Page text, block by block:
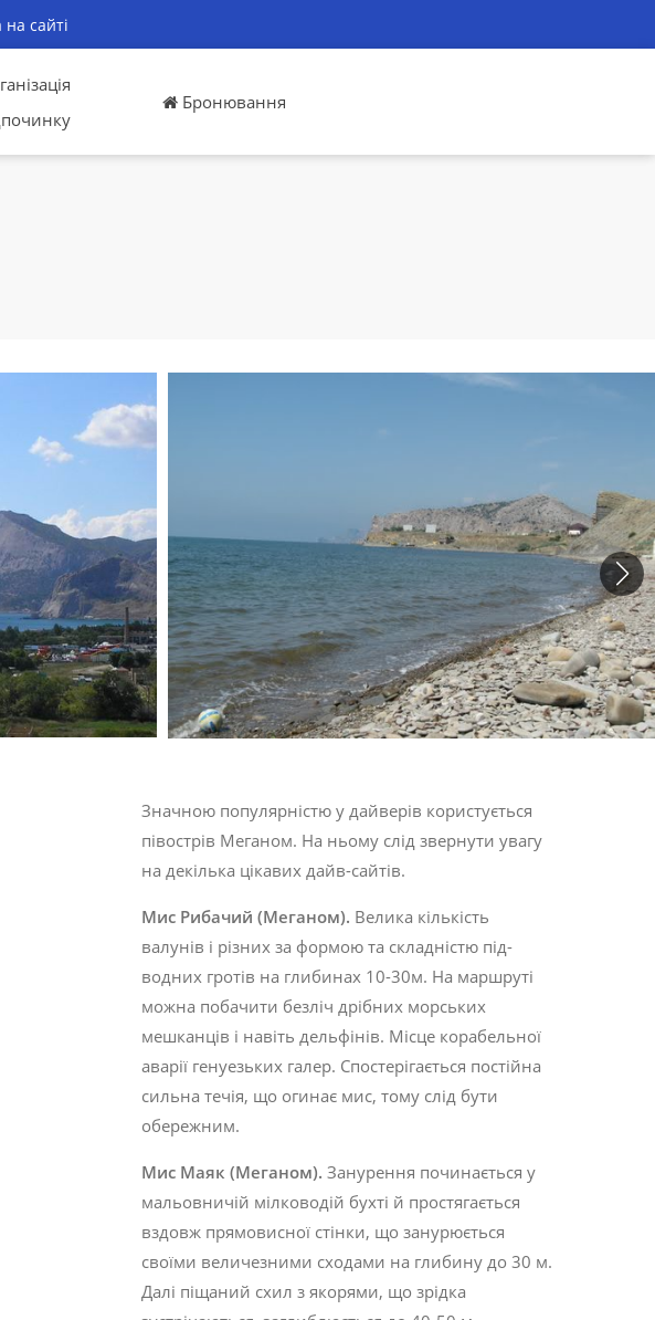
сайті
Бронювання
Значною популярністю у дайверів користується
півострів Меганом. На ньому слід звернути увагу
на декілька цікавих дайв-сайтів.
Мис Рибачий (Меганом). Велика кількість
валунів і різних за формою та складністю під­
водних гротів на глибинах 10-30м. На марш­руті
можна побачити безліч дрібних морських
мешканців і навіть дельфінів. Місце корабель­ної
аварії генуезьких галер. Спостерігається постійна
сильна течія, що огинає мис, тому слід бути
обережним.
Мис Маяк (Меганом). Занурення починається у
мальовничій мілководій бухті й простягається
вздовж прямовисної стінки, що занурюється
своїми величезними сходами на глибину до 30 м.
Далі піщаний схил з якорями, що зрідка